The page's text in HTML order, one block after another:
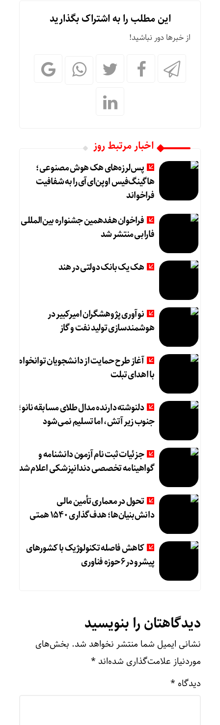
این مطلب را به اشتراک بگذارید
از خبرها دور نباشید!
اخبار مرتبط روز
پس‌لرزه‌های هک هوش مصنوعی؛
هاگینگ‌فیس اوپن‌ای‌آی را به شفافیت
فراخواند
فراخوان هفدهمین جشنواره بین‌المللی
فارابی منتشر شد
هک یک بانک دولتی در هند
نوآوری پژوهشگران امیرکبیر در
هوشمندسازی تولید نفت و گاز
آغاز طرح حمایت از دانشجویان توانخواه
با اهدای تبلت
دلنوشته دارنده مدال طلای مسابقه نانو؛
جنوب زیر آتش، اما تسلیم نمی‌شود
جزئیات ثبت نام آزمون دانشنامه و
گواهینامه تخصصی دندانپزشکی اعلام شد
تحول در معماری تأمین مالی
دانش‌بنیان‌ها؛ هدف‌گذاری ۱۵۴۰ همتی
کاهش فاصله تکنولوژیک با کشورهای
پیشرو در ۶ حوزه‌ فناوری
دیدگاهتان را بنویسید
نشانی ایمیل شما منتشر نخواهد شد. بخش‌های
موردنیاز علامت‌گذاری شده‌اند *
دیدگاه *